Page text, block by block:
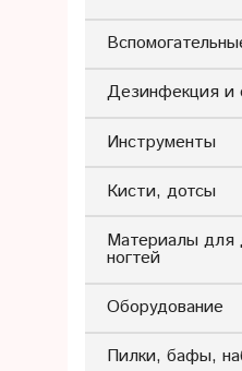
Дезинфекция и
Инструменты
Кисти, дотсы
Материалы для
ногтей
Оборудование
Пилки, бафы,